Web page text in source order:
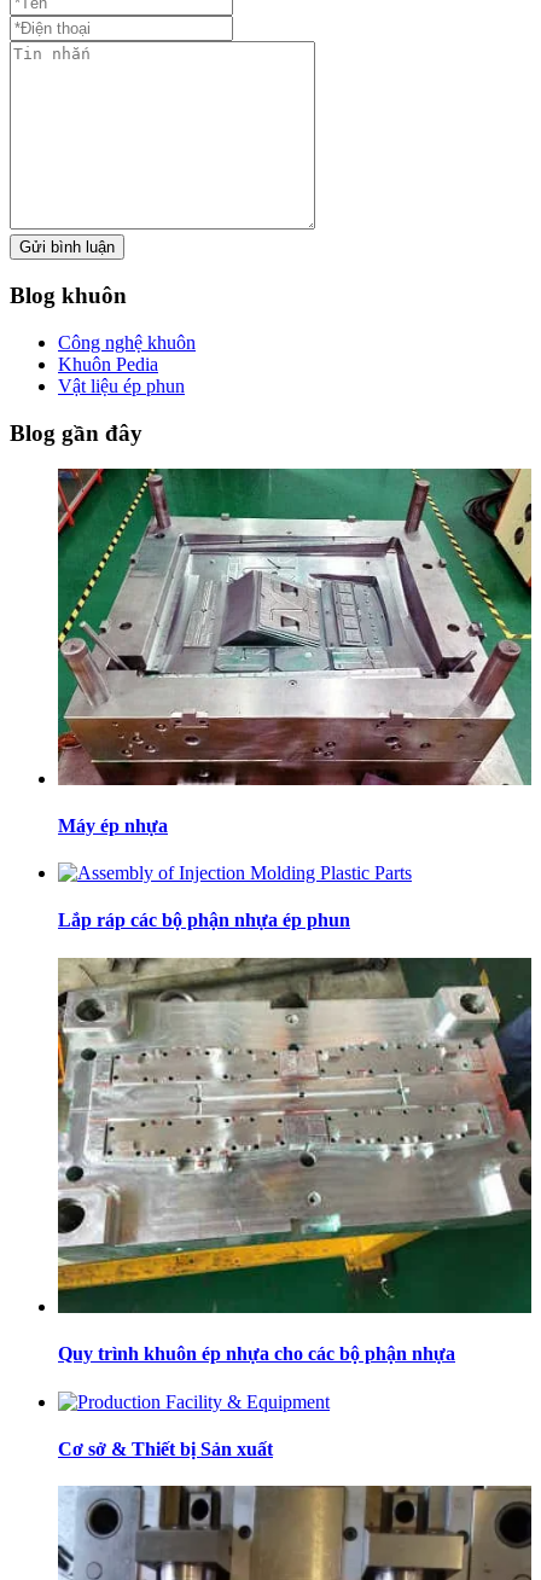
Gửi bình luận
Blog khuôn
Công nghệ khuôn
Khuôn Pedia
Vật liệu ép phun
Blog gần đây
Máy ép nhựa
Lắp ráp các bộ phận nhựa ép phun
Quy trình khuôn ép nhựa cho các bộ phận nhựa
Cơ sở & Thiết bị Sản xuất